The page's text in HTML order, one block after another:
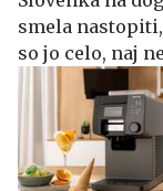
smela
so jo celo, naj